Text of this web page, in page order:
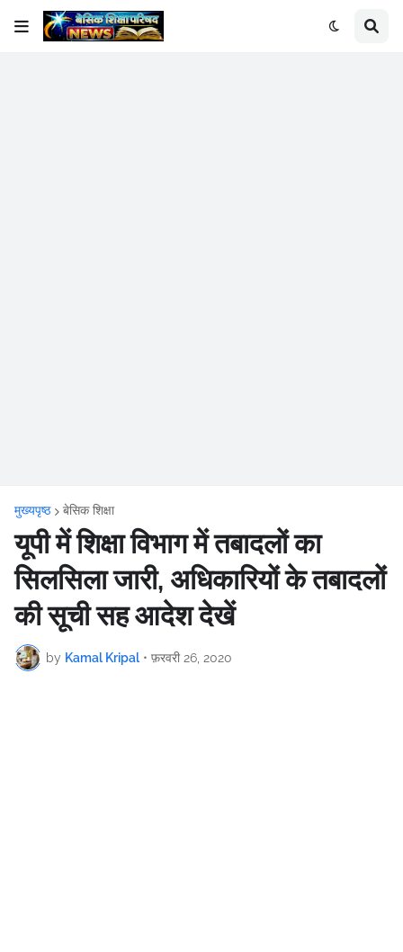
मुख्यपृष्ठ बेसिक शिक्षा
यूपी में शिक्षा विभाग में तबादलों का
सिलसिला जारी, अधिकारियों के तबादलों
की सूची सह आदेश देखें
by Kamal Kripal • फ़रवरी 26, 2020